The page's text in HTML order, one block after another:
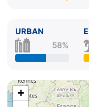
URBAN
58%
+